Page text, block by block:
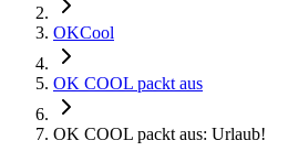
OKCool
OK COOL packt aus
OK COOL packt aus: Urlaub!